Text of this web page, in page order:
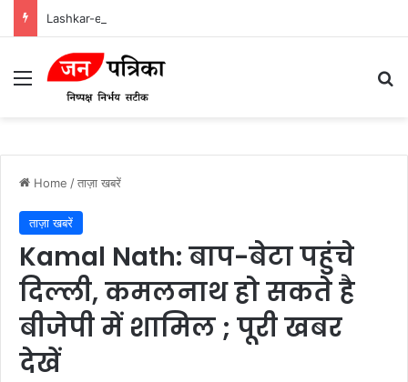
Menu
Home /ताज़ा खबरें
ताज़ा खबरें
Kamal Nath: बाप-बेटा पहुंचे
दिल्ली, कमलनाथ हो सकते है
बीजेपी में शामिल ; पूरी खबर
देखें